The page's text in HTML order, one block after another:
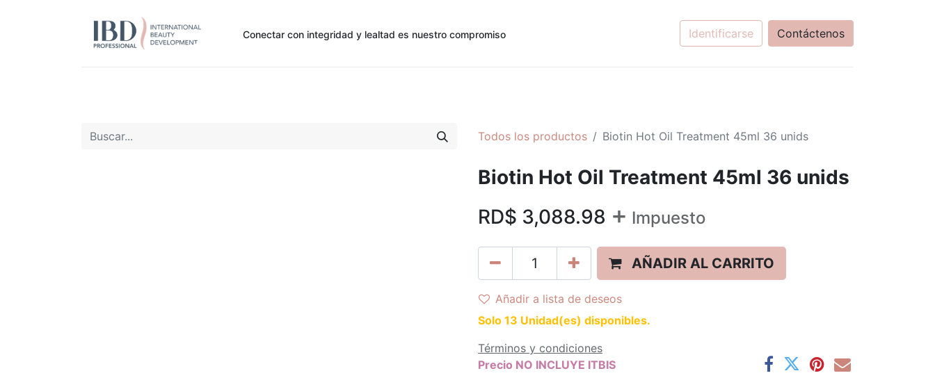
Conectar con integridad y lealtad es nuestro compromiso Identificarse Contáctenos
Todos los productos Biotin Hot Oil Treatment 45ml 36 unids
Biotin Hot Oil Treatment 45ml 36 unids
RD$ 3,088.98 + Impuesto
AÑADIR AL CARRITO
Añadir a lista de deseos
Solo 13 Unidad(es) disponibles.
Términos y condiciones
Precio NO INCLUYE ITBIS